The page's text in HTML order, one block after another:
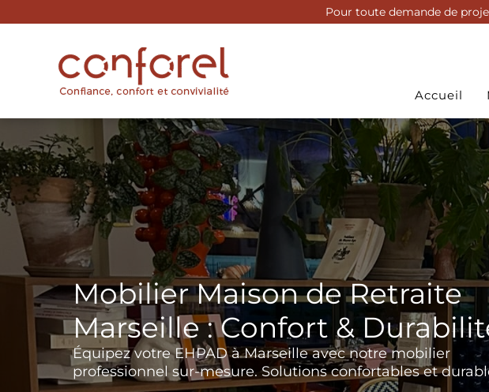
au
Pour toute demande de
Accueil
Mobilier Maison de Retraite
Marseille : Confort &
Équipez votre EHPAD à Marseille avec notre mobilier
professionnel sur-mesure. Solutions confortables et